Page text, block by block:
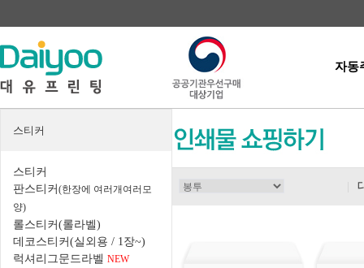
자동
스티커
스티커
판스티커 (한장에 여러개여러모
양)
롤스티커(롤라벨)
데코스티커(실외용 / 1장~)
럭셔리그문드라벨 NEW